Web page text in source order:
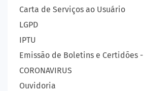
Carta de Serviços ao Usuário
LGPD
IPTU
Emissão de Boletins e Certidões
CORONAVIRUS
Ouvidoria